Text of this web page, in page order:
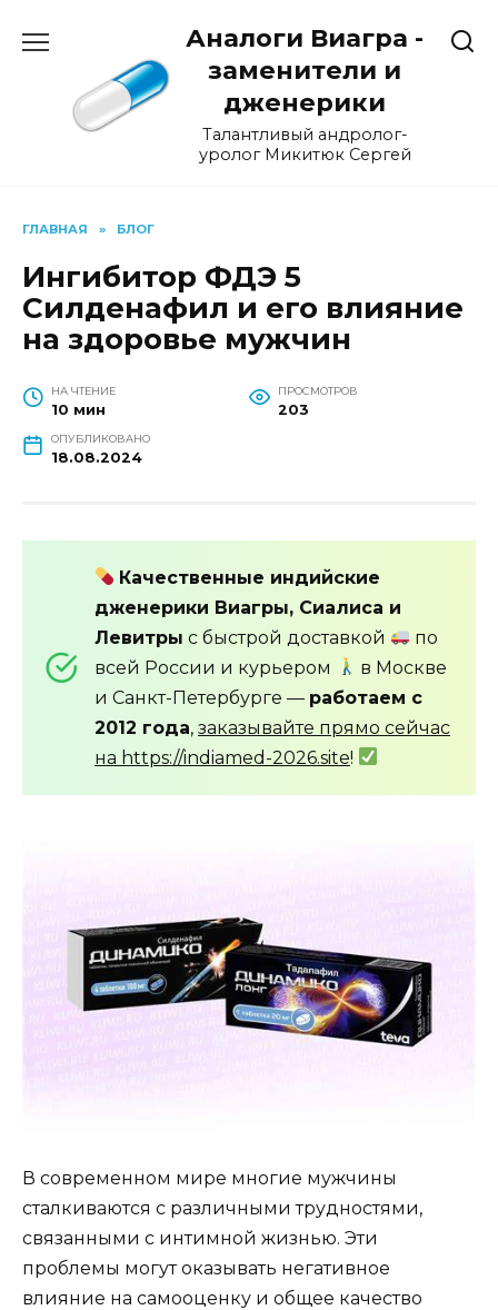
Аналоги Виагра -
заменители и
дженерики
Талантливый андролог-
уролог Микитюк Сергей
ГЛАВНАЯ » БЛОГ
Ингибитор ФДЭ 5
Силденафил и его влияние
на здоровье мужчин
НА ЧТЕНИЕ
10 мин
ПРОСМОТРОВ
203
ОПУБЛИКОВАНО
18.08.2024
Качественные индийские
дженерики Виагры, Сиалиса и
Левитры с быстрой доставкой
по
всей России и курьером
в Москве
и Санкт-Петербурге — работаем с
2012 года, заказывайте прямо сейчас
на https://indiamed-2026.site!
В современном мире многие мужчины
сталкиваются с различными трудностями,
связанными с интимной жизнью. Эти
проблемы могут оказывать негативное
влияние на самооценку и общее качество